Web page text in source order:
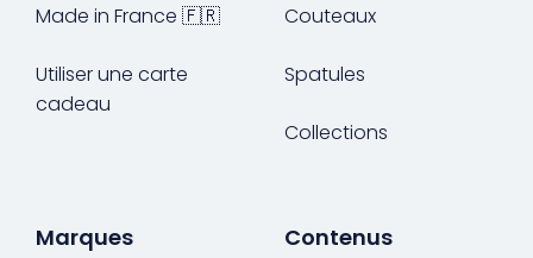
Made in France 🇫🇷
Utiliser une carte
cadeau
Couteaux
Spatules
Collections
Marques Contenus